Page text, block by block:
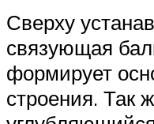
Сверху
связующая
формирует
строения. Так